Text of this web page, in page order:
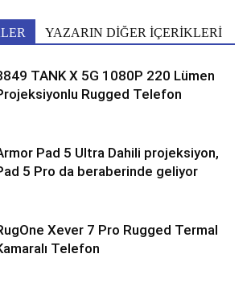
YAZARIN DİĞER İÇERİKLERİ
TANK X 5G 1080P 220 Lümen
Rugged Telefon
Pad 5 Ultra Dahili projeksiyon,
5 Pro da beraberinde geliyor
Xever 7 Pro Rugged Termal
Telefon